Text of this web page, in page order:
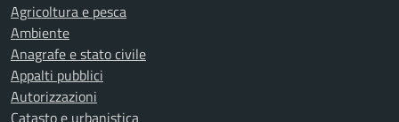
Agricoltura e pesca
Ambiente
Anagrafe e stato civile
Appalti pubblici
Autorizzazioni